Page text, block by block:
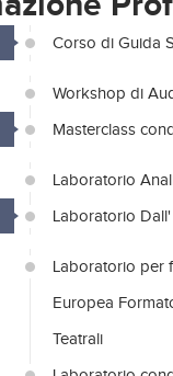
Corso di Guida
Workshop di
Masterclass
Laboratorio
Laboratorio
Laboratorio per
Europea
Teatrali